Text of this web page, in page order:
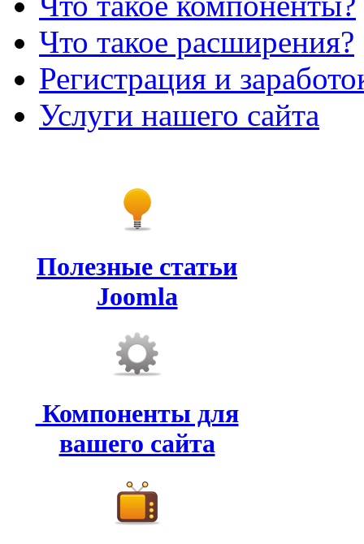
Что такое расширения?
Регистрация и
Услуги нашего сайта
Полезные статьи
Joomla
Компоненты для
вашего сайта